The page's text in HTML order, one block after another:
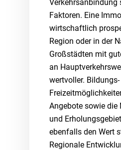
Verkehrsanbindung
Faktoren. Eine
wirtschaftlich
Region oder in der
Großstädten mit
an
wertvoller.
Angebote sowie die
und
ebenfalls den Wert
Regionale